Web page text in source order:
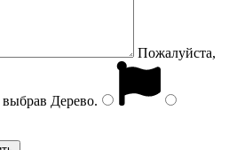
Пожалуйста,
выбрав Дерево.